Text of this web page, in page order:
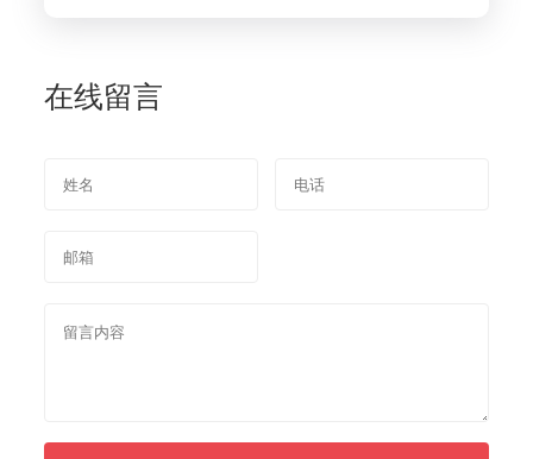
在线留言